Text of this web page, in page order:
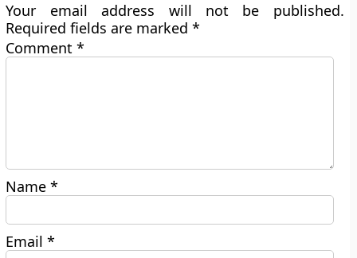
Your email address will not be published.
Required fields are marked*
Comment*
Name*
Email*